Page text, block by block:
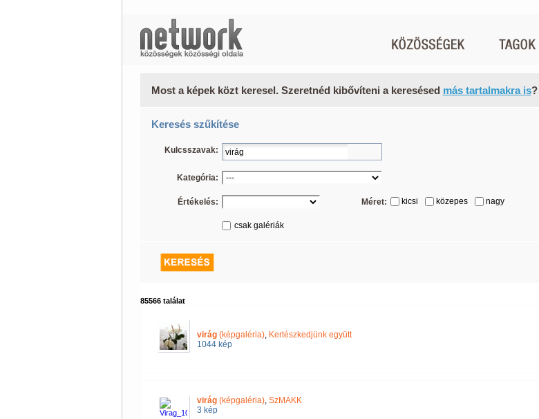
Most a képek közt keresel. Szeretnéd kibővíteni a keresésed más tartalmakra is?
Keresés szűkítése
Kulcsszavak:
Kategória:
Értékelés: Méret: kicsi közepes nagy
csak galériák
85566 találat
virág(képgaléria), Kertészkedjünk együtt
1044 kép
virág(képgaléria), SzMAKK
3 kép